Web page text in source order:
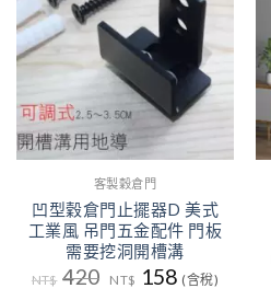
藏清
單
客製穀倉門
凹型穀倉門止擺器D 美式
工業風 吊門五金配件 門板
需要挖洞開槽溝
NT$ 420 原
始
NT$ 158 目
前
(含稅)